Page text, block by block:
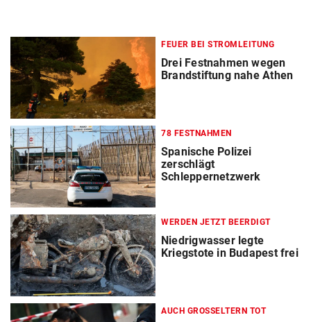
FEUER BEI STROMLEITUNG
Drei Festnahmen wegen
Brandstiftung nahe Athen
78 FESTNAHMEN
Spanische Polizei
zerschlägt
Schleppernetzwerk
WERDEN JETZT BEERDIGT
Niedrigwasser legte
Kriegstote in Budapest frei
AUCH GROSSELTERN TOT